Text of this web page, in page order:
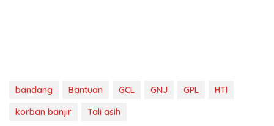
bandang Bantuan GCL GNJ GPL
HTI
korban banjir
Tali asih